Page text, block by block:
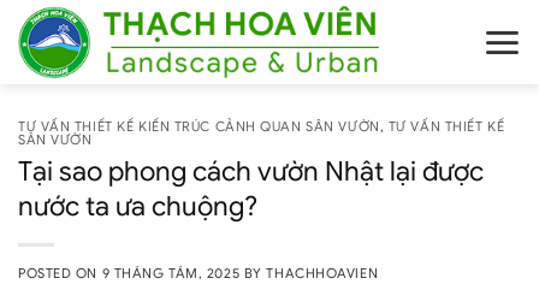
Skip
content
TƯ VẤN THIẾT KẾ KIẾN TRÚC CẢNH QUAN SÂN VƯỜN, TƯ VẤN THIẾT KẾ
SÂN VƯỜN
Tại sao phong cách vườn Nhật lại được
nước ta ưa chuộng?
POSTED ON 9 THÁNG TÁM, 2025 BYTHACHHOAVIEN